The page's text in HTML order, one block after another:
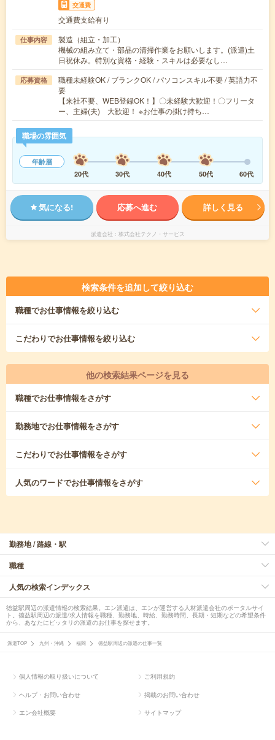
交通費
交通費支給有り
仕事内容
製造（組立・加工）
機械の組み立て・部品の清掃作業をお願いします。(派遣)土
日祝休み。特別な資格・経験・スキルは必要なし…
応募資格
職種未経験OK / ブランクOK / パソコンスキル不要 / 英語力不
要
【来社不要、WEB登録OK！】〇未経験大歓迎！〇フリータ
ー、主婦(夫) 大歓迎！ ※お仕事の掛け持ち…
職場の雰囲気
年齢層
20代
30代 40代 50代 60代
気になる! 応募へ進む 詳しく見る
派遣会社 株式会社テクノ・サービス
検索条件を追加して絞り込む
職種でお仕事情報を絞り込む
こだわりでお仕事情報を絞り込む
他の検索結果ページを見る
職種でお仕事情報をさがす
勤務地でお仕事情報をさがす
こだわりでお仕事情報をさがす
人気のワードでお仕事情報をさがす
勤務地 / 路線・駅
職種
人気の検索インデックス
徳益駅周辺の派遣情報の検索結果。エン派遣は、エンが運営する人材派遣会社のポータルサイ
ト。徳益駅周辺の派遣/求人情報を職種、勤務地、時給、勤務時間、長期・短期などの希望条件
から、あなたにピッタリの派遣のお仕事を探せます。
派遣TOP 九州・沖縄 福岡 徳益駅周辺の派遣の仕事一覧
個人情報の取り扱いについて ご利用規約
ヘルプ・お問い合わせ 掲載のお問い合わせ
エン会社概要 サイトマップ